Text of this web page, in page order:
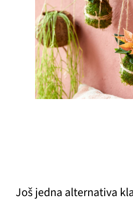
Još jedna alternativa